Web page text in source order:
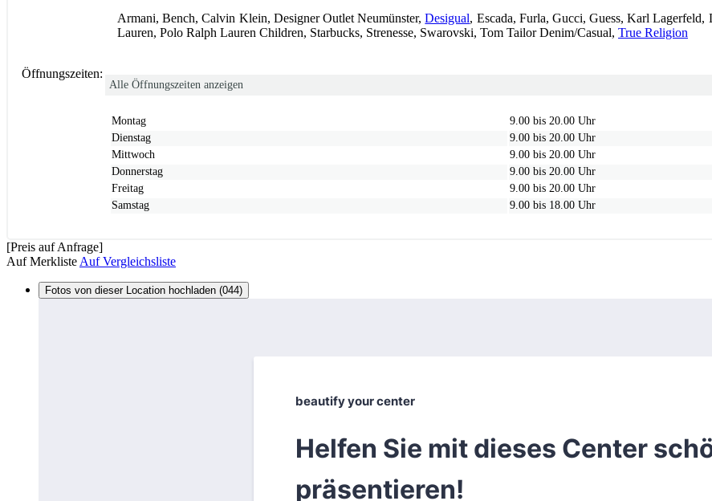
Armani, Bench, Calvin Klein, Designer Outlet Neumünster,Desigual, Escada, Furla, Gucci, Guess, Karl
Lauren, Polo Ralph Lauren Children, Starbucks, Strenesse, Swarovski, Tom Tailor Denim/Casual, True Religion
Öffnungszeiten:
Alle Öffnungszeiten anzeigen
Montag
9.00 bis 20.00 Uhr
Dienstag
9.00 bis 20.00 Uhr
Mittwoch
9.00 bis 20.00 Uhr
Donnerstag
9.00 bis 20.00 Uhr
Freitag
9.00 bis 20.00 Uhr
Samstag
9.00 bis 18.00 Uhr
[Preis auf Anfrage]
Auf Merkliste Auf Vergleichsliste
Fotos von dieser Location hochladen (044)